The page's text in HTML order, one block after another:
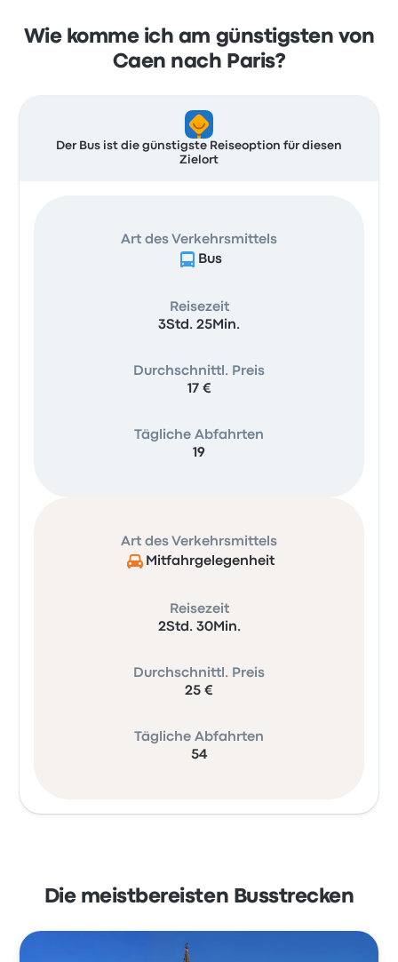
Wie komme ich am günstigsten von
Caen nach Paris?
Der Bus ist die günstigste Reiseoption für diesen
Zielort
Art des Verkehrsmittels
Bus
Reisezeit
3Std. 25Min.
Durchschnittl. Preis
17 €
Tägliche Abfahrten
19
Art des Verkehrsmittels
Mitfahrgelegenheit
Reisezeit
2Std. 30Min.
Durchschnittl. Preis
25 €
Tägliche Abfahrten
54
Die meistbereisten Busstrecken